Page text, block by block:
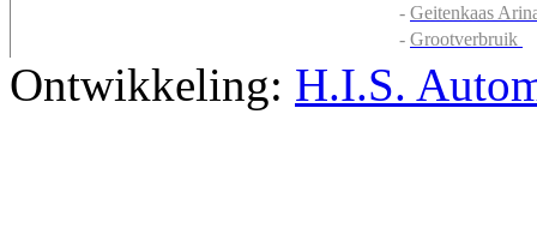
- Geitenkaas
- Grootverbruik
Ontwikkeling: H.I.S.